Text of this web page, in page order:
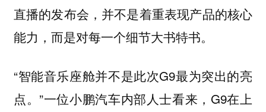
直播的发布会，并不是着重表现产品的核心
能力，而是对每一个细节大书特书。
“智能音乐座舱并不是此次G9最为突出的亮
点。”一位小鹏汽车内部人士看来，G9在上